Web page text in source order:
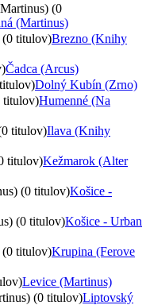
(0
(Martinus)
titulov)Brezno (Knihy
Čadca (Arcus)
Dolný Kubín (Zrno)
titulov)Humenné (Na
titulov)Ilava (Knihy
titulov)Kežmarok (Alter
(0 titulov)Košice -
(0 titulov)Košice - Urban
titulov)Krupina (Ferove
Levice (Martinus)
(0 titulov)Liptovský